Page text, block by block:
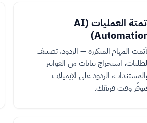
أتمتة العمليات (AI
المهام المتكررة — الردود، تصنيف
استخراج بيانات من الفواتير
الردود على الإيميلات —
وقت فريقك.